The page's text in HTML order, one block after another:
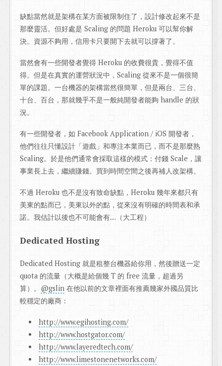
缺點當然就是架構在某方面被限制住了，設計修改起來不是
那麼靈活。但好處是 Scaling 的問題 Heroku 可以幫你解
決。資源不夠用，信用卡只要開下去就可以撐著了。
當然會有一些開發者覺得 Heroku 的收費很貴，覺得不值
得。但是在真實的運營狀況中，Scaling 從來不是一個很簡
單的課題。一台機器的架構當然很簡單，但是兩台、三台、
十台、百台，那就幾乎不是一般純開發者能夠 handle 的狀
況。
有一些開發者，如 Facebook Application / iOS 開發者，
他們往往只懂設計「遊戲」和專注本業而已，而不是那麼熟
Scaling。於是他們通常會採取這樣的模式：付錢 Scale，讓
事業長上去，繼續賺錢。買到時間空間之後再補人改架構。
不過 Heroku 也不是沒有致命缺點，Heroku 幾年來都只有
美東的點而已，美東以外的點，從來沒有明確的時間表和承
諾。我估計以後也不可能會有....（大工程）
Dedicated Hosting
Dedicated Hosting 就是租整台機器給你用，然後贈送一定
quota 的流量（大概是給個幾 T 的 free 流量，超過另
算）。 @gslin 在他以前的文章裡面有推薦幾家外國品質比
較穩定的廠商：
http://www.egihosting.com/
http://www.hostgator.com/
http://www.layeredtech.com/
http://www.limestonenetworks.com/